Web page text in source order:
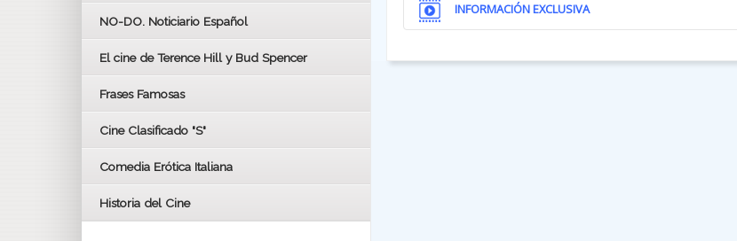
_______________________
INFORMACIÓN EXCLUSIVA
BAFTA
NO-DO. Noticiario Español
El cine de Terence Hill y Bud Spencer
Frases Famosas
Cine Clasificado "S"
Comedia Erótica Italiana
Historia del Cine